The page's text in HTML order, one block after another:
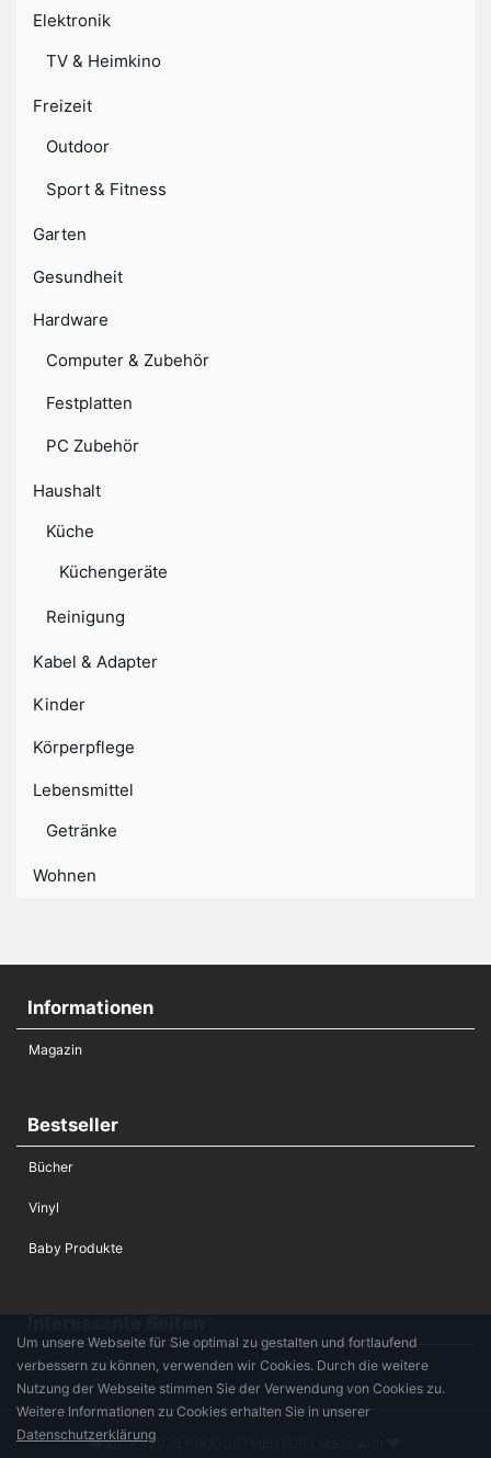
Elektronik
TV & Heimkino
Freizeit
Outdoor
Sport & Fitness
Garten
Gesundheit
Hardware
Computer & Zubehör
Festplatten
PC Zubehör
Haushalt
Küche
Küchengeräte
Reinigung
Kabel & Adapter
Kinder
Körperpflege
Lebensmittel
Getränke
Wohnen
Informationen
Magazin
Bestseller
Bücher
Vinyl
Baby Produkte
Die Hochzeitsliste
© 2017 - 2026 PRODUKTMENTOR | Made with ♥
Um unsere Webseite für Sie optimal zu gestalten und fortlaufend
verbessern zu können, verwenden wir Cookies. Durch die weitere
Nutzung der Webseite stimmen Sie der Verwendung von Cookies zu.
Weitere Informationen zu Cookies erhalten Sie in unserer
Datenschutzerklärung